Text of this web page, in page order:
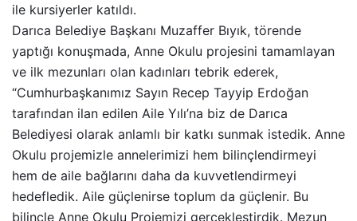
ile kursiyerler katıldı.
Darıca Belediye Başkanı Muzaffer Bıyık, törende
yaptığı konuşmada, Anne Okulu projesini tamamlayan
ve ilk mezunları olan kadınları tebrik ederek,
“Cumhurbaşkanımız Sayın Recep Tayyip Erdoğan
tarafından ilan edilen Aile Yılı’na biz de Darıca
Belediyesi olarak anlamlı bir katkı sunmak istedik. Anne
Okulu projemizle annelerimizi hem bilinçlendirmeyi
hem de aile bağlarını daha da kuvvetlendirmeyi
hedefledik. Aile güçlenirse toplum da güçlenir. Bu
bilinçle Anne Okulu Projemizi gerçekleştirdik. Mezun